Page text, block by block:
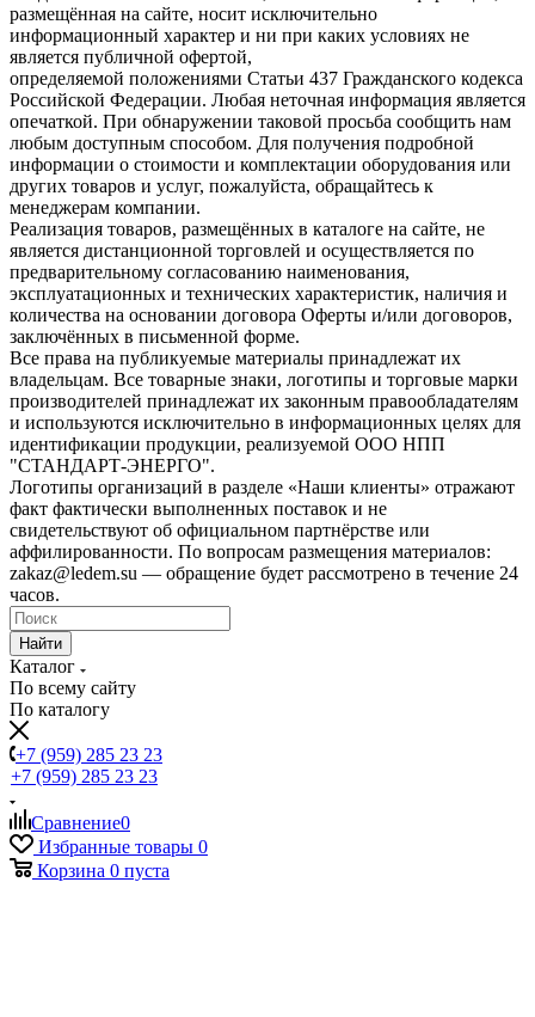
размещённая на сайте, носит исключительно
информационный характер и ни при каких условиях не
является публичной офертой,
определяемой положениями Статьи 437 Гражданского кодекса
Российской Федерации. Любая неточная информация является
опечаткой. При обнаружении таковой просьба сообщить нам
любым доступным способом. Для получения подробной
информации о стоимости и комплектации оборудования или
других товаров и услуг, пожалуйста, обращайтесь к
менеджерам компании.
Реализация товаров, размещённых в каталоге на сайте, не
является дистанционной торговлей и осуществляется по
предварительному согласованию наименования,
эксплуатационных и технических характеристик, наличия и
количества на основании договора Оферты и/или договоров,
заключённых в письменной форме.
Все права на публикуемые материалы принадлежат их
владельцам. Все товарные знаки, логотипы и торговые марки
производителей принадлежат их законным правообладателям
и используются исключительно в информационных целях для
идентификации продукции, реализуемой ООО НПП
"СТАНДАРТ-ЭНЕРГО".
Логотипы организаций в разделе «Наши клиенты» отражают
факт фактически выполненных поставок и не
свидетельствуют об официальном партнёрстве или
аффилированности. По вопросам размещения материалов:
zakaz@ledem.su — обращение будет рассмотрено в течение 24
часов.
Найти
Каталог
По всему сайту
По каталогу
+7 (959) 285 23 23
+7 (959) 285 23 23
Сравнение0
Избранные товары 0
Корзина 0 пуста